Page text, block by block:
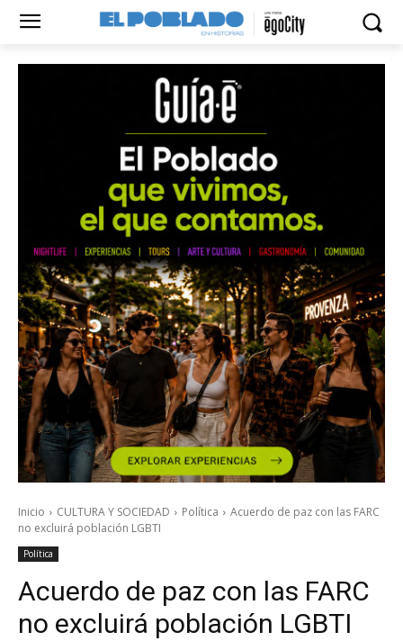
Inicio CULTURA Y SOCIEDAD Política
Acuerdo de paz con las FARC
no excluirá población LGBTI
Política
Acuerdo de paz con las FARC
no excluirá población LGBTI